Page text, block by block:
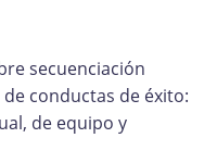
secuenciación
conductas de éxito:
de equipo y